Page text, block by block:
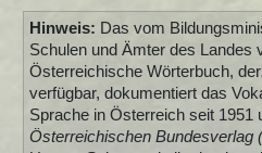
Hinweis: Das vom
Schulen und Ämter des Landes
Österreichische Wörterbuch,
verfügbar, dokumentiert das
Sprache in Österreich seit 1951
Österreichischen Bundesverlag